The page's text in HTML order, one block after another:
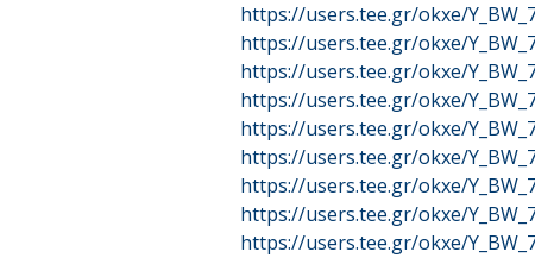
https://users.tee.gr/okxe/
https://users.tee.gr/okxe/
https://users.tee.gr/okxe/
https://users.tee.gr/okxe/
https://users.tee.gr/okxe/
https://users.tee.gr/okxe/
https://users.tee.gr/okxe/
https://users.tee.gr/okxe/
https://users.tee.gr/okxe/